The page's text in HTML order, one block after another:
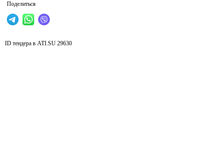
Поделиться
ID тендера в ATI.SU 29630